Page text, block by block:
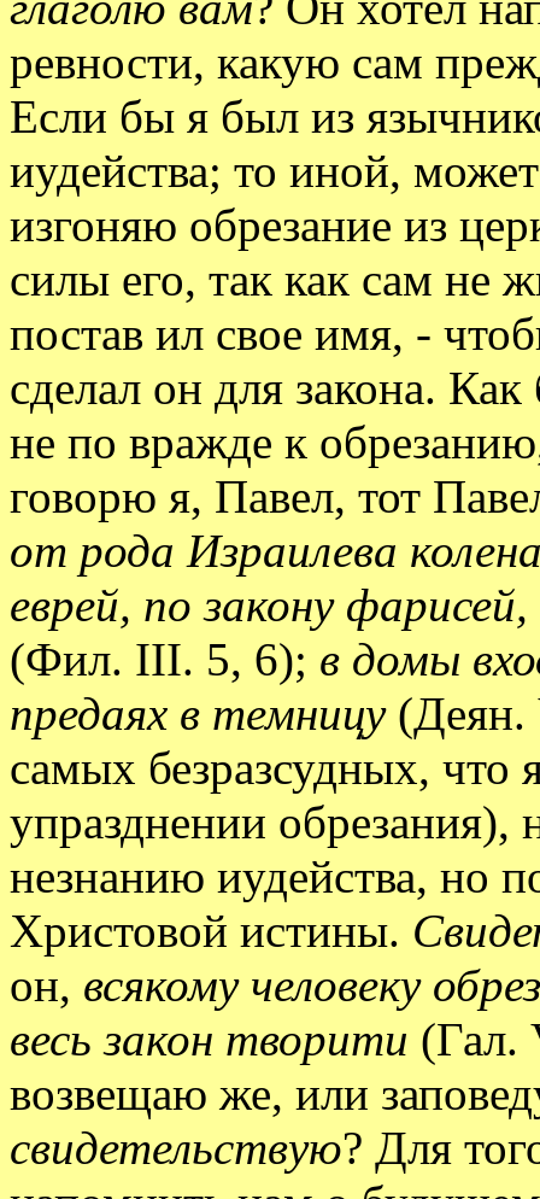
ревности, какую сам
Если бы я был из
иудейства; то иной,
изгоняю обрезание из
силы его, так как сам не
постав ил свое имя, -
сделал он для закона.
не по вражде к
говорю я, Павел, тот
от рода Израилева
еврей, по закону
(Фил. III. 5, 6); в домы
предаях в темницу(Деян.
самых безразсудных, что
упразднении обрезания),
незнанию иудейства, но
Христовой истины.
он, всякому человеку
весь закон творити (Гал.
возвещаю же, или
свидетельствую? Для